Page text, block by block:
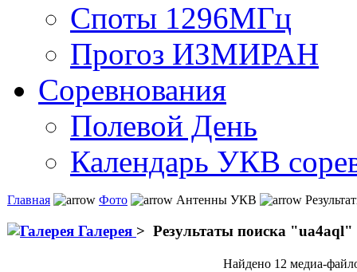
Споты 1296МГц
Прогоз ИЗМИРАН
Соревнования
Полевой День
Календарь УКВ
Главная Фото Антенны УКВ
Галерея > Результаты поиска "ua4aql"
Найдено 12 медиа-